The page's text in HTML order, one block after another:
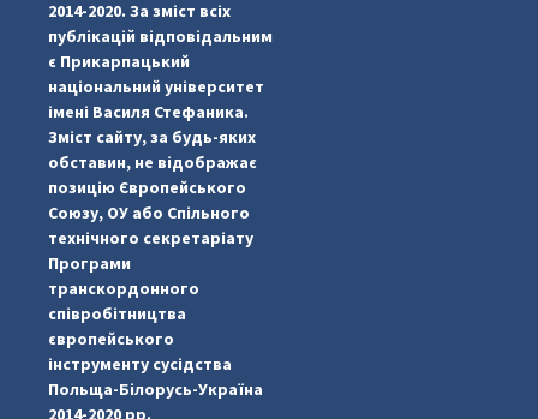
#PipIvanToday
pimrec_project
2014-2020. За зміст всіх
публікацій відповідальним
є Прикарпацький
національний університет
імені Василя Стефаника.
Зміст сайту, за будь-яких
обставин, не відображає
позицію Європейського
Союзу, ОУ або Спільного
технічного секретаріату
Програми
транскордонного
співробітництва
європейського
інструменту сусідства
Польща-Білорусь-Україна
2014-2020 рр.